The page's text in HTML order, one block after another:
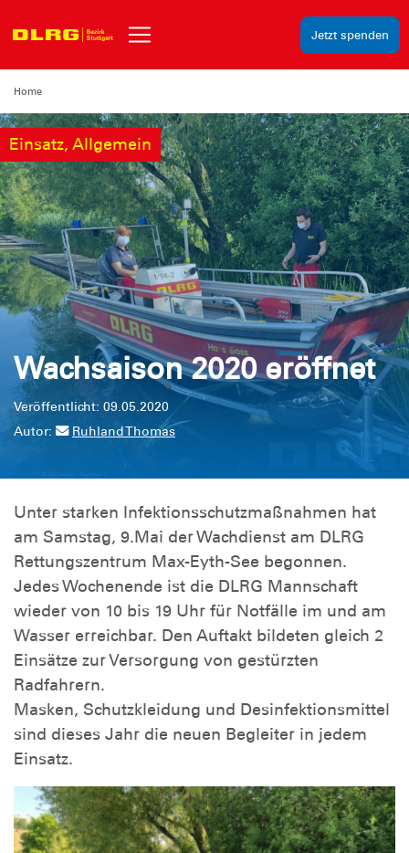
Jetzt spenden
Home
Einsatz, Allgemein
Wachsaison 2020 eröffnet
Veröffentlicht: 09.05.2020
Autor:
Ruhland Thomas
Unter starken Infektionsschutzmaßnahmen hat
am Samstag, 9.Mai der Wachdienst am DLRG
Rettungszentrum Max-Eyth-See begonnen.
Jedes Wochenende ist die DLRG Mannschaft
wieder von 10 bis 19 Uhr für Notfälle im und am
Wasser erreichbar. Den Auftakt bildeten gleich 2
Einsätze zur Versorgung von gestürzten
Radfahrern.
Masken, Schutzkleidung und Desinfektionsmittel
sind dieses Jahr die neuen Begleiter in jedem
Einsatz.